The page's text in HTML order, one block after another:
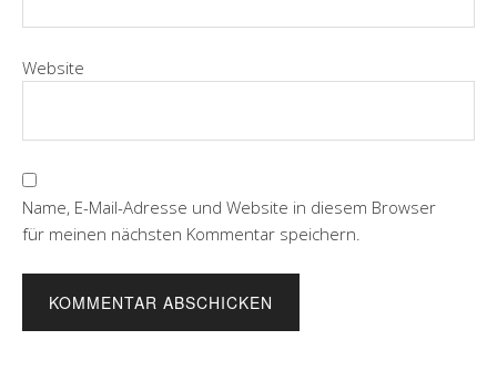
Website
Name, E-Mail-Adresse und Website in diesem Browser
für meinen nächsten Kommentar speichern.